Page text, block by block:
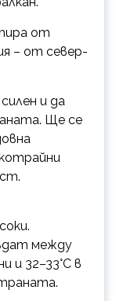
от
– от север-
и да
Ще се
между
и 32–33°C в